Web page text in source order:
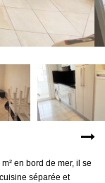
en bord de mer, il se
séparée et